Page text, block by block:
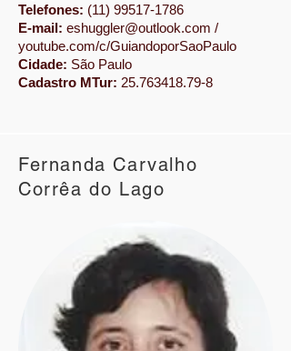
Telefones: ​(11) 99517-1786
E-mail: eshuggler@outlook.com /
youtube.com/c/GuiandoporSaoPaulo
Cidade: São Paulo
Cadastro MTur: 25.763418.79-8
Fernanda Carvalho
Corrêa do Lago